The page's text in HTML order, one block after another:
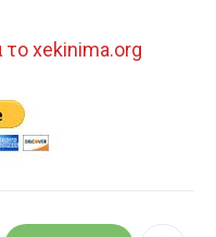
το xekinima.org